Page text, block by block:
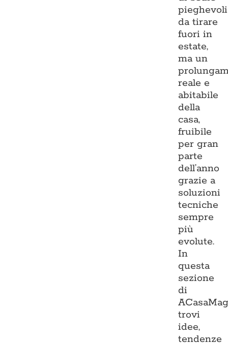
pieghevoli
da tirare
fuori in
estate,
ma un
reale e
abitabile
della
casa,
fruibile
per gran
parte
dell’anno
grazie a
soluzioni
tecniche
sempre
più
evolute.
In
questa
sezione
di
trovi
idee,
tendenze